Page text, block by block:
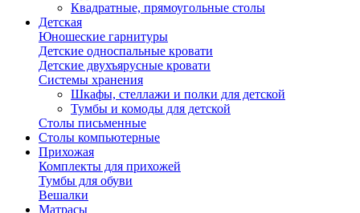
Квадратные, прямоугольные столы
Детская
Юношеские гарнитуры
Детские односпальные кровати
Детские двухъярусные кровати
Системы хранения
Шкафы, стеллажи и полки для детской
Тумбы и комоды для детской
Столы письменные
Столы компьютерные
Прихожая
Комплекты для прихожей
Тумбы для обуви
Вешалки
Матрасы